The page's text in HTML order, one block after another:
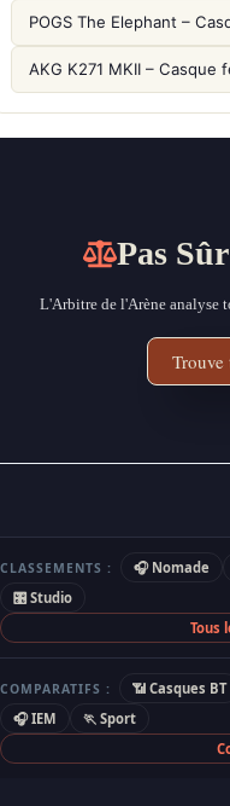
Pas
L'Arbitre de l'Arène analyse
Trouve
CLASSEMENTS : 🎧 Nomade
🎛 Studio
Tous
COMPARATIFS : 📶 Casques BT
🎧 IEM
🏃 Sport